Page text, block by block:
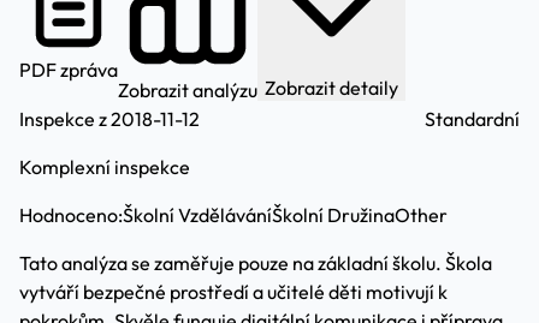
PDF zpráva
Zobrazit analýzu Zobrazit detaily
Inspekce z 2018-11-12
Komplexní inspekce
Standardní
Hodnoceno:Školní VzděláváníŠkolní DružinaOther
Tato analýza se zaměřuje pouze na základní školu. Škola
vytváří bezpečné prostředí a učitelé děti motivují k